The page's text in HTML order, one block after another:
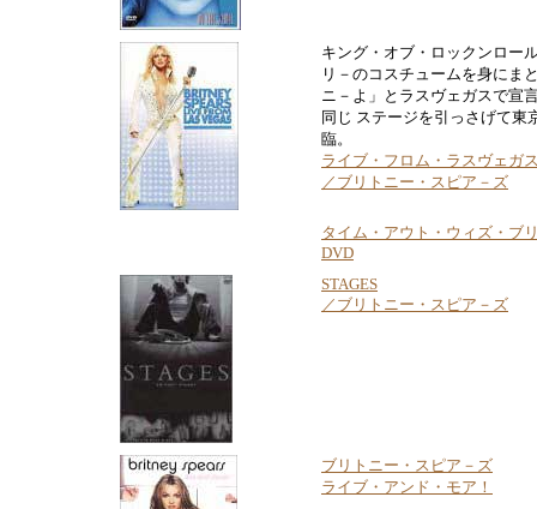
キング・オブ・ロックンロー
リ－のコスチュームを身にま
ニ－よ」とラスヴェガスで宣
同じ ステージを引っさげて東
臨。
ライブ・フロム・ラスヴェガ
／ブリトニー・スピア－ズ
タイム・アウト・ウィズ・ブ
DVD
STAGES
／ブリトニー・スピア－ズ
ブリトニー・スピア－ズ
ライブ・アンド・モア！